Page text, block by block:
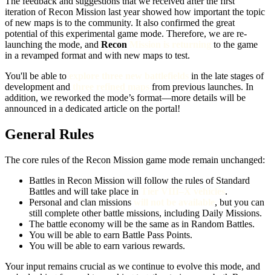
iteration of Recon Mission last year showed how important the topic
of new maps is to the community. It also confirmed the great
potential of this experimental game mode. Therefore, we are re-
launching the mode, and Recon
to the game
in a revamped format and with new maps to test.
You'll be able to
in the late stages of
development and
from previous launches. In
addition, we reworked the mode’s format—more details will be
announced in a dedicated article on the portal!
General Rules
The core rules of the Recon Mission game mode remain unchanged:
Battles in Recon Mission will follow the rules of Standard
Battles and will take place in
.
Personal and clan missions
, but you can
still complete other battle missions, including Daily Missions.
The battle economy will be the same as in Random Battles.
You will be able to earn Battle Pass Points.
You will be able to earn various rewards.
Your input remains crucial as we continue to evolve this mode, and